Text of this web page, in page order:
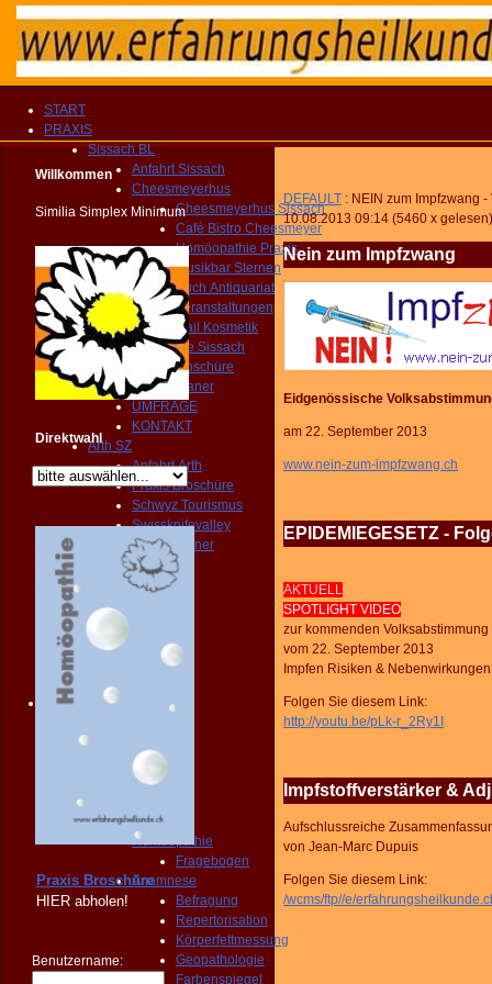
START
PRAXIS
Sissach BL
Anfahrt Sissach
Cheesmeyerhus
Cheesmeyerhus Sissach
Café Bistro Cheesmeyer
Homöopathie Praxis
Musikbar Sternen
Buch Antiquariat
Veranstaltungen
Nail Kosmetik
Gemeinde Sissach
Praxis Broschüre
Routenplaner
UMFRAGE
KONTAKT
Arth SZ
Anfahrt Arth
Praxis Broschüre
Schwyz Tourismus
Swissknifevalley
Routenplaner
KONTAKT
Erreichbarkeit
Fragebogen
Broschüre
Person
KONTAKT
Angebot
Homöopathie
Diagnose
PRAXIS
Homöopathie
Fragebogen
Anamnese
Befragung
Repertorisation
Körperfettmessung
Geopathologie
Farbenspiegel
Willkommen
Similia Simplex Minimum
Direktwahl
Praxis Broschüre
HIER abholen!
Benutzername:
DEFAULT : NEIN zum Impfzwang
10.08.2013 09:14 (5460 x gelesen)
Nein zum Impfzwang
Eidgenössische
am 22. September 2013
www.nein-zum-impfzwang.ch
EPIDEMIEGESETZ -
AKTUELL
SPOTLIGHT VIDEO
zur kommenden Volksabstimmung
vom 22. September 2013
Impfen Risiken & Nebenwirkungen
Folgen Sie diesem Link:
http://youtu.be/pLk-r_2Ry1I
Impfstoffverstärker &
Aufschlussreiche
von Jean-Marc Dupuis
Folgen Sie diesem Link:
/wcms/ftp//e/